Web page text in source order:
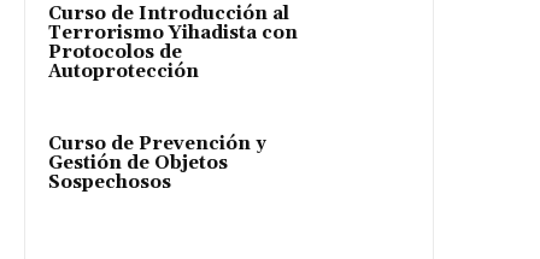
Curso de Introducción al
Terrorismo Yihadista con
Protocolos de
Autoprotección
Curso de Prevención y
Gestión de Objetos
Sospechosos